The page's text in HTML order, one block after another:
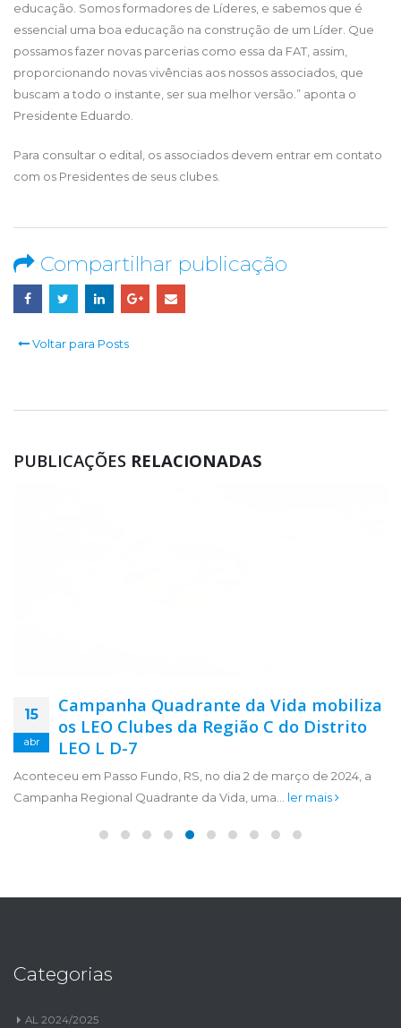
educação. Somos formadores de Líderes, e sabemos que é
essencial uma boa educação na construção de um Líder. Que
possamos fazer novas parcerias como essa da FAT, assim,
proporcionando novas vivências aos nossos associados, que
buscam a todo o instante, ser sua melhor versão.” aponta o
Presidente Eduardo.
Para consultar o edital, os associados devem entrar em contato
com os Presidentes de seus clubes.
Compartilhar publicação
Voltar para Posts
PUBLICAÇÕES RELACIONADAS
15
abr
Campanha Quadrante da Vida mobiliza
os LEO Clubes da Região C do Distrito
LEO L D-7
Aconteceu em Passo Fundo, RS, no dia 2 de março de 2024, a
Campanha Regional Quadrante da Vida, uma... ler mais
Categorias
AL 2024/2025